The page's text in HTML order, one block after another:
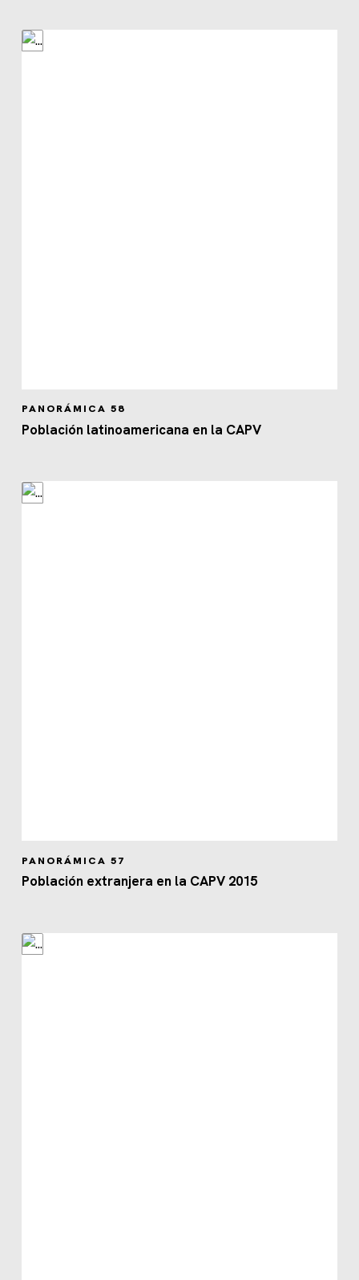
PANORÁMICA 58
Población latinoamericana en la CAPV
PANORÁMICA 57
Población extranjera en la CAPV 2015